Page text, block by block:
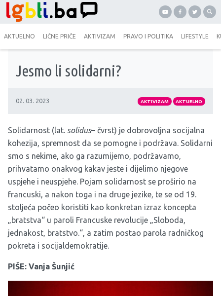
AKTUELNO LIČNE PRIČE AKTIVIZAM PRAVO I POLITIKA LIFESTYLE
Jesmo li solidarni?
02. 03. 2023 AKTIVIZAM AKTUELNO
Solidarnost (lat. solidus– čvrst) je dobrovoljna socijalna
kohezija, spremnost da se pomogne i podržava. Solidarni
smo s nekime, ako ga razumijemo, podržavamo,
prihvatamo onakvog kakav jeste i dijelimo njegove
uspjehe i neuspjehe. Pojam solidarnost se proširio na
francuski, a nakon toga i na druge jezike, te se od 19.
stoljeća počeo koristiti kao konkretan izraz koncepta
„bratstva“ u paroli Francuske revolucije „Sloboda,
jednakost, bratstvo.“, a zatim postao parola radničkog
pokreta i socijaldemokratije.
PIŠE: Vanja Šunjić